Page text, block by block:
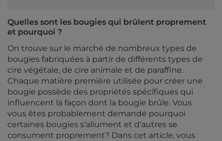
Quelles sont les bougies qui brûlent proprement
et pourquoi ?
On trouve sur le marché de nombreux types de
bougies fabriquées à partir de différents types de
cire végétale, de cire animale et de paraffine.
Chaque matière première utilisée pour créer une
bougie possède des propriétés spécifiques qui
influencent la façon dont la bougie brûle. Vous
vous êtes probablement demandé pourquoi
certaines bougies s'allument et d'autres se
consument proprement? Dans cet article, vous